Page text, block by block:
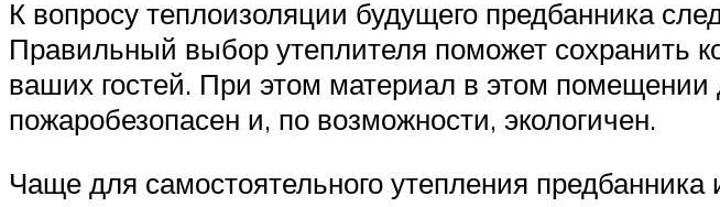
К вопросу теплоизоляции будущего предбанника
Правильный выбор утеплителя поможет сохранить
ваших гостей. При этом материал в этом помещении
пожаробезопасен и, по возможности, экологичен.
Чаще для самостоятельного утепления